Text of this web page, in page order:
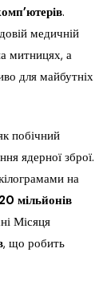
.
медичній
митницях, а
для майбутніх
побічний
ядерної зброї.
на
20 мільйонів
Місяця
, що робить